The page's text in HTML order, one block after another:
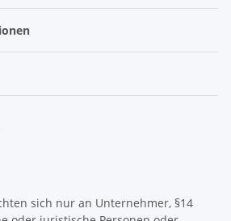
sich nur an Unternehmer, §14